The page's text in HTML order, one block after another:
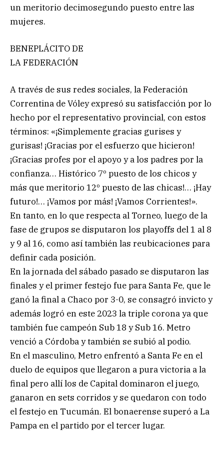
un meritorio decimosegundo puesto entre las
mujeres.
BENEPLÁCITO DE
LA FEDERACIÓN
A través de sus redes sociales, la Federación
Correntina de Vóley expresó su satisfacción por lo
hecho por el representativo provincial, con estos
términos: «¡Simplemente gracias gurises y
gurisas! ¡Gracias por el esfuerzo que hicieron!
¡Gracias profes por el apoyo y a los padres por la
confianza… Histórico 7º puesto de los chicos y
más que meritorio 12º puesto de las chicas!… ¡Hay
futuro!… ¡Vamos por más! ¡Vamos Corrientes!».
En tanto, en lo que respecta al Torneo, luego de la
fase de grupos se disputaron los playoffs del 1 al 8
y 9 al 16, como así también las reubicaciones para
definir cada posición.
En la jornada del sábado pasado se disputaron las
finales y el primer festejo fue para Santa Fe, que le
ganó la final a Chaco por 3-0, se consagró invicto y
además logró en este 2023 la triple corona ya que
también fue campeón Sub 18 y Sub 16. Metro
venció a Córdoba y también se subió al podio.
En el masculino, Metro enfrentó a Santa Fe en el
duelo de equipos que llegaron a pura victoria a la
final pero allí los de Capital dominaron el juego,
ganaron en sets corridos y se quedaron con todo
el festejo en Tucumán. El bonaerense superó a La
Pampa en el partido por el tercer lugar.